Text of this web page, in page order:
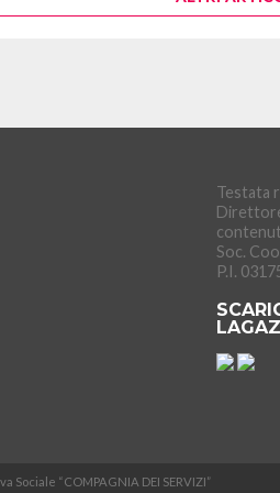
Testata
Soc.
P.I.
Sociale “COMPAGNIA DEI SERVIZI”